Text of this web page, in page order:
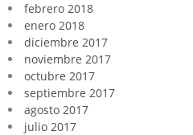
febrero 2018
enero 2018
diciembre 2017
noviembre 2017
octubre 2017
septiembre 2017
agosto 2017
julio 2017